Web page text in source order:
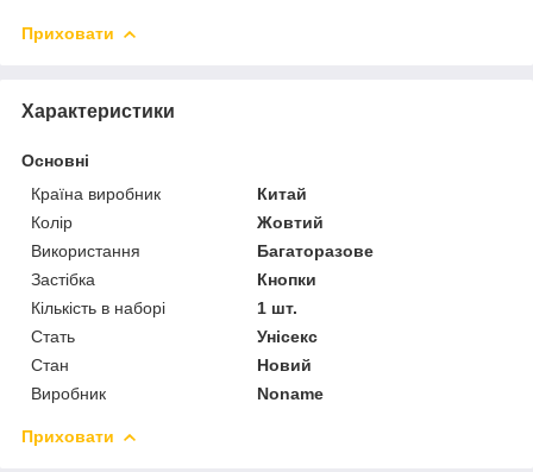
Приховати
Характеристики
Основні
Країна виробник
Китай
Колір
Жовтий
Використання
Багаторазове
Застібка
Кнопки
Кількість в наборі
1 шт.
Стать
Унісекс
Стан
Новий
Виробник
Noname
Приховати